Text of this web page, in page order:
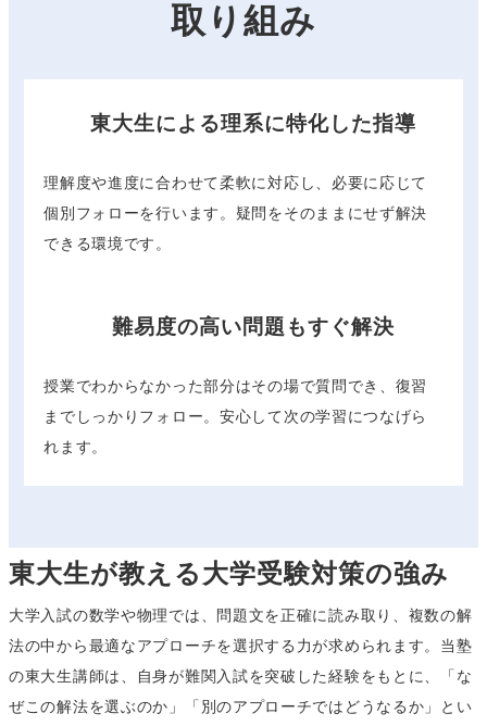
取り組み
東大生による理系に特化した指導
理解度や進度に合わせて柔軟に対応し、必要に応じて
個別フォローを行います。疑問をそのままにせず解決
できる環境です。
難易度の高い問題もすぐ解決
授業でわからなかった部分はその場で質問でき、復習
までしっかりフォロー。安心して次の学習につなげら
れます。
東大生が教える大学受験対策の強み
大学入試の数学や物理では、問題文を正確に読み取り、複数の解
法の中から最適なアプローチを選択する力が求められます。当塾
の東大生講師は、自身が難関入試を突破した経験をもとに、「な
ぜこの解法を選ぶのか」「別のアプローチではどうなるか」とい